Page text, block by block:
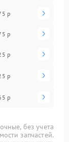
р
р
р
р
р
без учета
запчастей.